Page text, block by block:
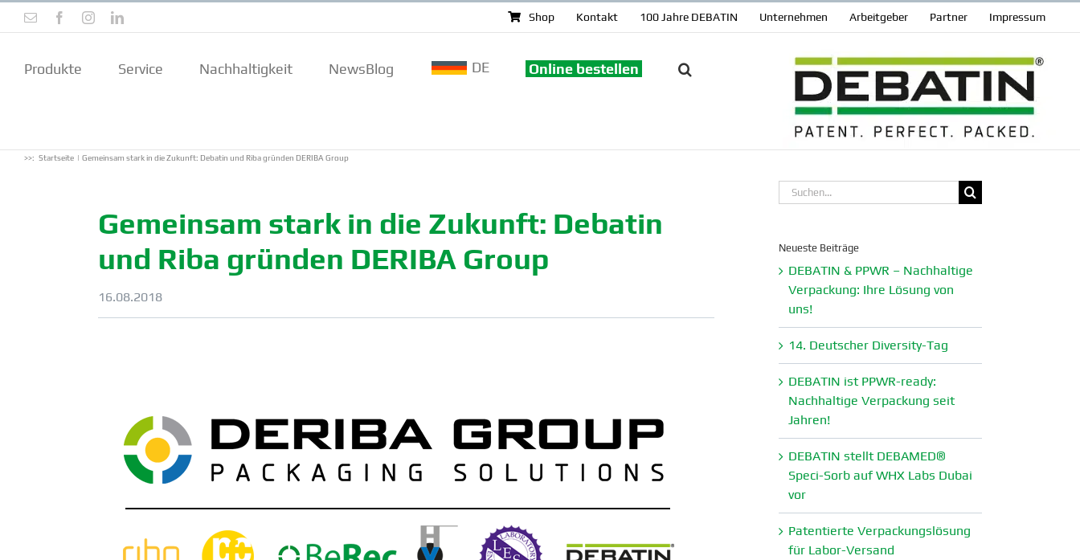
Inhalt
E-
Mail
FacebookInstagramLinkedIn Shop Kontakt 100 Jahre DEBATIN Unter­nehmen Arbeit­geber Partner Impressum
Produkte Service Nachhal­tigkeit NewsBlog DE Online bestellen
>>: Startseite Gemeinsam stark in die Zukunft: Debatin und Riba gründen DERIBA Group
Gemeinsam stark in die Zukunft: Debatin
und Riba gründen DERIBA Group
16.08.2018
Suche
nach:
Neueste Beiträge
DEBATIN & PPWR – Nachhaltige
Verpa­ckung: Ihre Lösung von
uns!
14. Deutscher Diversity-Tag
DEBATIN ist PPWR-ready:
Nachhaltige Verpa­ckung seit
Jahren!
DEBATIN stellt DEBAMED®
Speci-Sorb auf WHX Labs Dubai
vor
Paten­tierte Verpa­ckungs­lösung
für Labor-Versand